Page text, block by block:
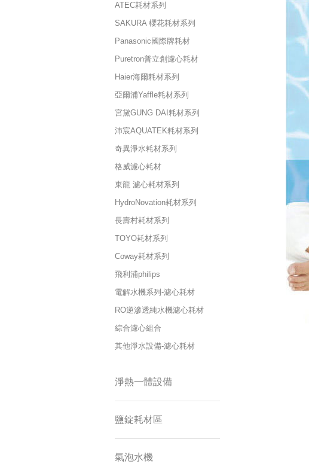
ATEC耗材系列
SAKURA 櫻花耗材系列
Panasonic國際牌耗材
Puretron普立創濾心耗材
Haier海爾耗材系列
亞爾浦Yaffle耗材系列
宮黛GUNG DAI耗材系列
沛宸AQUATEK耗材系列
奇異淨水耗材系列
格威濾心耗材
東龍 濾心耗材系列
HydroNovation耗材系列
長壽村耗材系列
TOYO耗材系列
Coway耗材系列
飛利浦philips
電解水機系列-濾心耗材
RO逆滲透純水機濾心耗材
綜合濾心組合
其他淨水設備-濾心耗材
淨熱一體設備
鹽錠耗材區
氣泡水機